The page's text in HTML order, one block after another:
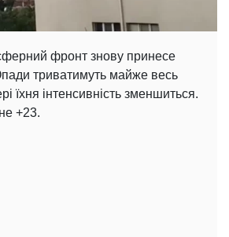
фронт знову принесе
триватимуть майже весь
їхня інтенсивність зменшиться.
+23.